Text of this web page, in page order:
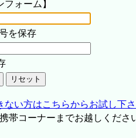
フォーム】
を保存
い方はこちらからお試し下
コーナーまでお越しくださ